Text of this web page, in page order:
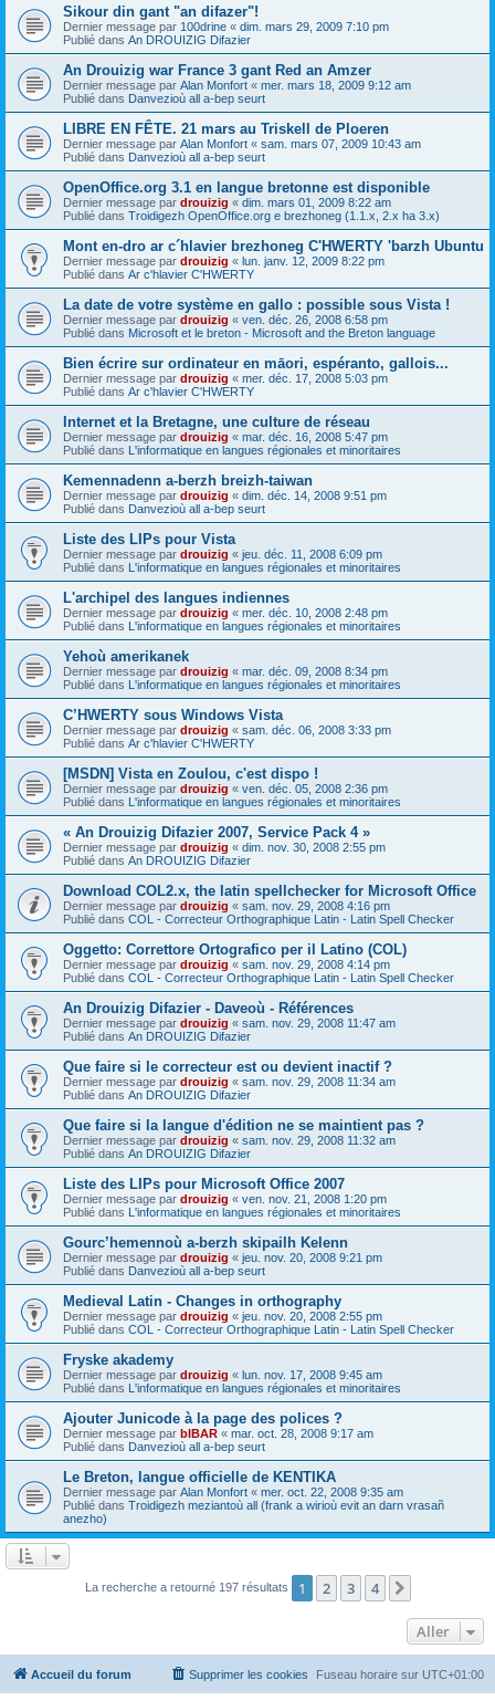
Sikour din gant "an difazer"!
Dernier message par 100drine « dim. mars 29, 2009 7:10 pm
Publié dans An DROUIZIG Difazier
An Drouizig war France 3 gant Red an Amzer
Dernier message par Alan Monfort « mer. mars 18, 2009 9:12 am
Publié dans Danvezioù all a-bep seurt
LIBRE EN FÊTE. 21 mars au Triskell de Ploeren
Dernier message par Alan Monfort « sam. mars 07, 2009 10:43 am
Publié dans Danvezioù all a-bep seurt
OpenOffice.org 3.1 en langue bretonne est disponible
Dernier message par drouizig « dim. mars 01, 2009 8:22 am
Publié dans Troidigezh OpenOffice.org e brezhoneg (1.1.x, 2.x ha 3.x)
Mont en-dro ar c´hlavier brezhoneg C'HWERTY 'barzh Ubuntu
Dernier message par drouizig « lun. janv. 12, 2009 8:22 pm
Publié dans Ar c'hlavier C'HWERTY
La date de votre système en gallo : possible sous Vista !
Dernier message par drouizig « ven. déc. 26, 2008 6:58 pm
Publié dans Microsoft et le breton - Microsoft and the Breton language
Bien écrire sur ordinateur en māori, espéranto, gallois...
Dernier message par drouizig « mer. déc. 17, 2008 5:03 pm
Publié dans Ar c'hlavier C'HWERTY
Internet et la Bretagne, une culture de réseau
Dernier message par drouizig « mar. déc. 16, 2008 5:47 pm
Publié dans L'informatique en langues régionales et minoritaires
Kemennadenn a-berzh breizh-taiwan
Dernier message par drouizig « dim. déc. 14, 2008 9:51 pm
Publié dans Danvezioù all a-bep seurt
Liste des LIPs pour Vista
Dernier message par drouizig « jeu. déc. 11, 2008 6:09 pm
Publié dans L'informatique en langues régionales et minoritaires
L'archipel des langues indiennes
Dernier message par drouizig « mer. déc. 10, 2008 2:48 pm
Publié dans L'informatique en langues régionales et minoritaires
Yehoù amerikanek
Dernier message par drouizig « mar. déc. 09, 2008 8:34 pm
Publié dans L'informatique en langues régionales et minoritaires
C’HWERTY sous Windows Vista
Dernier message par drouizig « sam. déc. 06, 2008 3:33 pm
Publié dans Ar c'hlavier C'HWERTY
[MSDN] Vista en Zoulou, c'est dispo !
Dernier message par drouizig « ven. déc. 05, 2008 2:36 pm
Publié dans L'informatique en langues régionales et minoritaires
« An Drouizig Difazier 2007, Service Pack 4 »
Dernier message par drouizig « dim. nov. 30, 2008 2:55 pm
Publié dans An DROUIZIG Difazier
Download COL2.x, the latin spellchecker for Microsoft Office
Dernier message par drouizig « sam. nov. 29, 2008 4:16 pm
Publié dans COL - Correcteur Orthographique Latin - Latin Spell Checker
Oggetto: Correttore Ortografico per il Latino (COL)
Dernier message par drouizig « sam. nov. 29, 2008 4:14 pm
Publié dans COL - Correcteur Orthographique Latin - Latin Spell Checker
An Drouizig Difazier - Daveoù - Références
Dernier message par drouizig « sam. nov. 29, 2008 11:47 am
Publié dans An DROUIZIG Difazier
Que faire si le correcteur est ou devient inactif ?
Dernier message par drouizig « sam. nov. 29, 2008 11:34 am
Publié dans An DROUIZIG Difazier
Que faire si la langue d'édition ne se maintient pas ?
Dernier message par drouizig « sam. nov. 29, 2008 11:32 am
Publié dans An DROUIZIG Difazier
Liste des LIPs pour Microsoft Office 2007
Dernier message par drouizig « ven. nov. 21, 2008 1:20 pm
Publié dans L'informatique en langues régionales et minoritaires
Gourc’hemennoù a-berzh skipailh Kelenn
Dernier message par drouizig « jeu. nov. 20, 2008 9:21 pm
Publié dans Danvezioù all a-bep seurt
Medieval Latin - Changes in orthography
Dernier message par drouizig « jeu. nov. 20, 2008 2:55 pm
Publié dans COL - Correcteur Orthographique Latin - Latin Spell Checker
Fryske akademy
Dernier message par drouizig « lun. nov. 17, 2008 9:45 am
Publié dans L'informatique en langues régionales et minoritaires
Ajouter Junicode à la page des polices ?
Dernier message par bIBAR « mar. oct. 28, 2008 9:17 am
Publié dans Danvezioù all a-bep seurt
Le Breton, langue officielle de KENTIKA
Dernier message par Alan Monfort « mer. oct. 22, 2008 9:35 am
Publié dans Troidigezh meziantoù all (frank a wirioù evit an darn vrasañ
anezho)
La recherche a retourné 197 résultats 1 2 3 4
Aller
Accueil du forum Fuseau horaire sur UTC+01:00
Supprimer les cookies